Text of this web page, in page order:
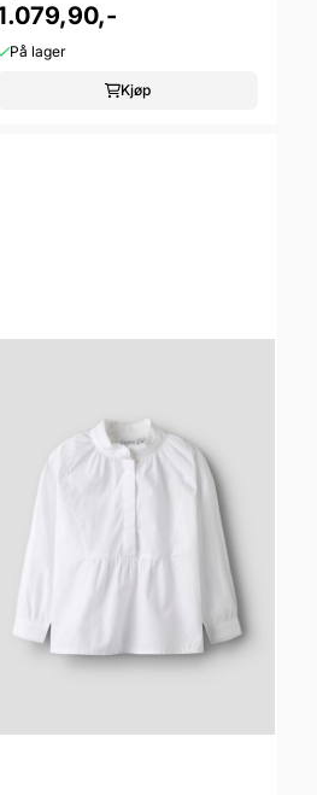
På lager
Kjøp